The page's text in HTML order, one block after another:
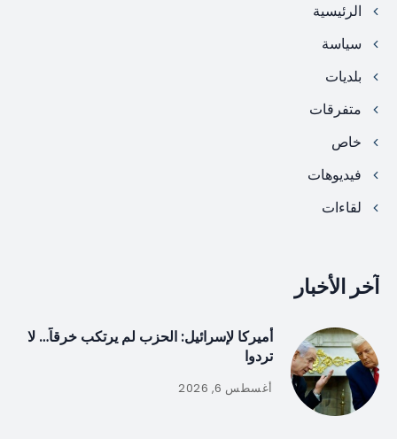
الرئيسية
سياسة
بلديات
متفرقات
خاص
فيديوهات
لقاءات
آخر الأخبار
أميركا لإسرائيل: الحزب لم يرتكب خرقاً… لا
تردوا
أغسطس 6, 2026